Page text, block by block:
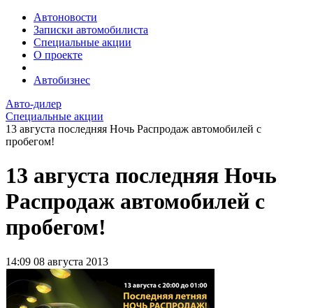
Автоновости
Записки автомобилиста
Специальные акции
О проекте
Автобизнес
Авто-дилер
Специальные акции
13 августа последняя Ночь Распродаж автомобилей с
пробегом!
13 августа последняя Ночь
Распродаж автомобилей с
пробегом!
14:09 08 августа 2013